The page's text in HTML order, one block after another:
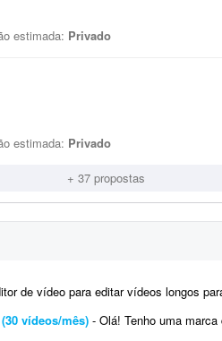
estimada: Privado
estimada: Privado
+ 37 propostas
para editar vídeos longos para YouTube. A
vídeos/mês) - Olá! Tenho uma marca de artesanato chamada